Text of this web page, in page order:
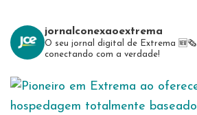
jornalconexaoextrema
O seu jornal digital de Extrema 🆕️🗞
conectando com a verdade!